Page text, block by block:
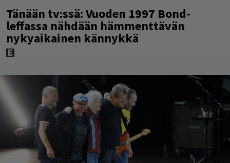
Tänään tv:ssä: Vuoden 1997 Bond-
leffassa nähdään hämmenttävän
nykyaikainen kännykkä